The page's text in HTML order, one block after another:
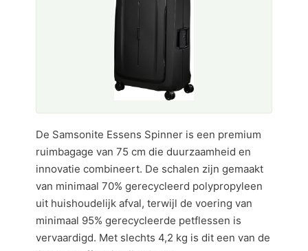
De Samsonite Essens Spinner is een premium
ruimbagage van 75 cm die duurzaamheid en
innovatie combineert. De schalen zijn gemaakt
van minimaal 70% gerecycleerd polypropyleen
uit huishoudelijk afval, terwijl de voering van
minimaal 95% gerecycleerde petflessen is
vervaardigd. Met slechts 4,2 kg is dit een van de